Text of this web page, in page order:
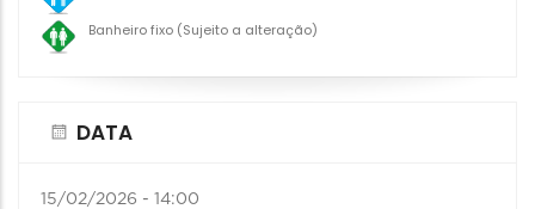
Banheiro fixo (Sujeito a alteração)
DATA
15/02/2026 - 14:00